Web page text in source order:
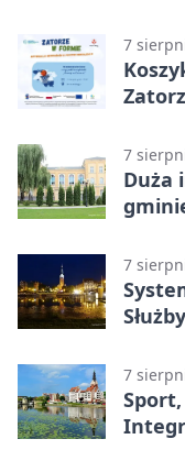
7
7
Duża
7
7